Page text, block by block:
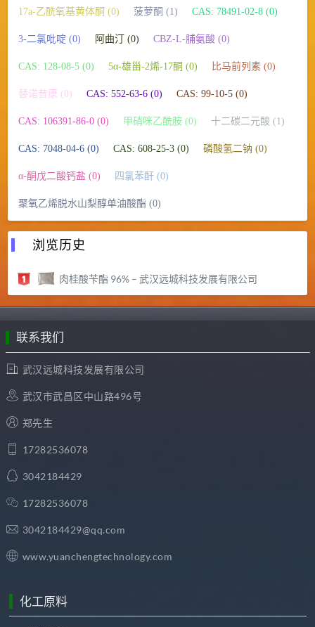
17a-乙酰氧基黄体酮 (0) 菠萝酮 (1) CAS: 78491-02-8 (0)
3-二氯吡啶 (0) 阿曲汀 (0) CBZ-L-脯氨酸 (0)
CAS: 128-08-5 (0) 5α-雄甾-2烯-17酮 (0) 比马前列素 (0)
替诺昔康 (0) CAS: 552-63-6 (0) CAS: 99-10-5 (0)
CAS: 106391-86-0 (0) 甲硝咪乙酰胺 (0) 十二碳二元酸 (1)
CAS: 7048-04-6 (0) CAS: 608-25-3 (0) 磷酸氢二钠 (0)
α-酮戊二酸钙盐 (0) 四氯苯酐 (0)
聚氧乙烯脱水山梨醇单油酸酯 (0)
浏览历史
肉桂酸苄酯 96% – 武汉远城科技发展有限公司
联系我们
武汉远城科技发展有限公司
武汉市武昌区中山路496号
郑先生
17282536078
3042184429
17282536078
3042184429@qq.com
www.yuanchengtechnology.com
化工原料